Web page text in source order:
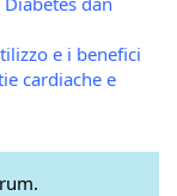
e i benefici
cardiache e